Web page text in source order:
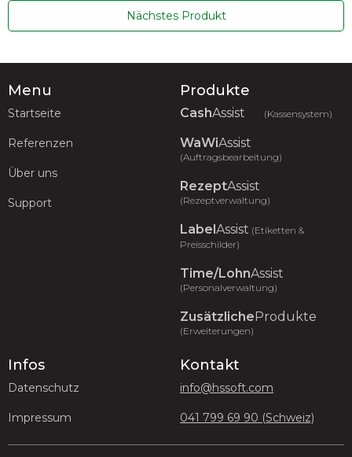
Nächstes Produkt
Menu
Startseite
Referenzen
Über uns
Support
Produkte
CashAssist (Kassensystem)
WaWiAssist
(Auftragsbearbeitung)
RezeptAssist
(Rezeptverwaltung)
Label Assist (Etiketten &
Preisschilder)
Time/LohnAssist
(Personalverwaltung)
Zusätzliche Produkte
(Erweiterungen)
Infos
Datenschutz
Impressum
Kontakt
info@hssoft.com
041 799 69 90 (Schweiz)